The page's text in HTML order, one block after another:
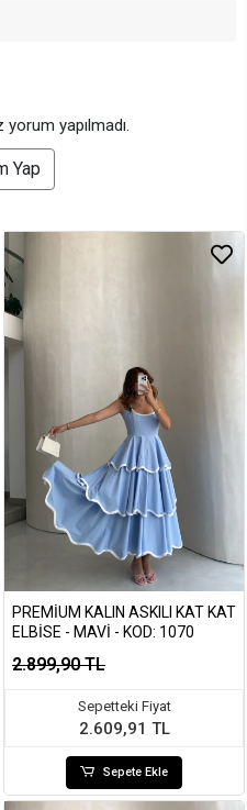
yapılmadı.
Yap
PREMIUM KALIN ASKILI KAT KAT
ELBISE - MAVI - KOD: 1070
2.899,90 TL
Sepetteki Fiyat
2.609,91 TL
Sepete Ekle